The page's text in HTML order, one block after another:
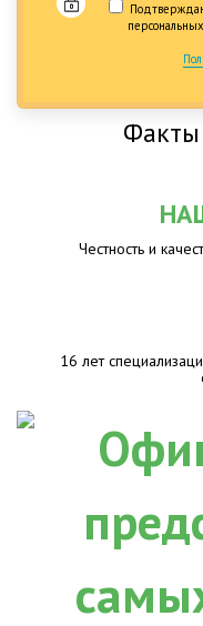
Факты
Честность и
16 лет